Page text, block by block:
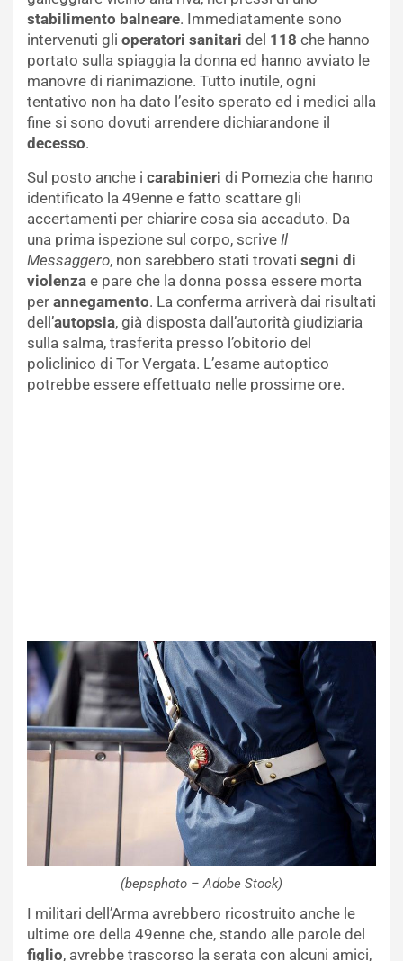
stabilimento balneare. Immediatamente sono
intervenuti gli operatori sanitari del 118 che hanno
portato sulla spiaggia la donna ed hanno avviato le
manovre di rianimazione. Tutto inutile, ogni
tentativo non ha dato l’esito sperato ed i medici alla
fine si sono dovuti arrendere dichiarandone il
decesso.
Sul posto anche i carabinieri di Pomezia che hanno
identificato la 49enne e fatto scattare gli
accertamenti per chiarire cosa sia accaduto. Da
una prima ispezione sul corpo, scrive Il
Messaggero, non sarebbero stati trovati segni di
violenza e pare che la donna possa essere morta
per annegamento. La conferma arriverà dai risultati
dell’autopsia, già disposta dall’autorità giudiziaria
sulla salma, trasferita presso l’obitorio del
policlinico di Tor Vergata. L’esame autoptico
potrebbe essere effettuato nelle prossime ore.
(bepsphoto – Adobe Stock)
I militari dell’Arma avrebbero ricostruito anche le
ultime ore della 49enne che, stando alle parole del
figlio, avrebbe trascorso la serata con alcuni amici,